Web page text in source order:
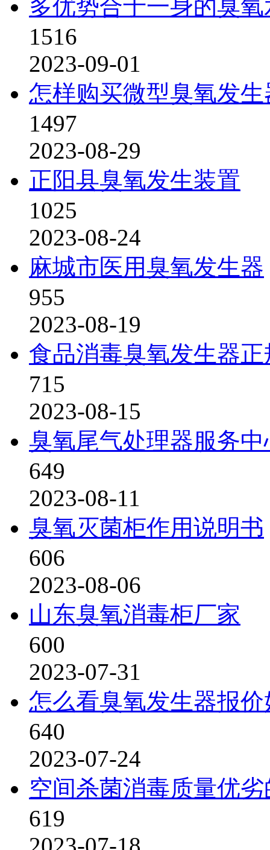
多优势合于一身的臭
1516
2023-09-01
怎样购买微型臭氧发
1497
2023-08-29
正阳县臭氧发生装置
1025
2023-08-24
麻城市医用臭氧发生器
955
2023-08-19
食品消毒臭氧发生器
715
2023-08-15
臭氧尾气处理器服务中
649
2023-08-11
臭氧灭菌柜作用说明书
606
2023-08-06
山东臭氧消毒柜厂家
600
2023-07-31
怎么看臭氧发生器报价
640
2023-07-24
空间杀菌消毒质量优
619